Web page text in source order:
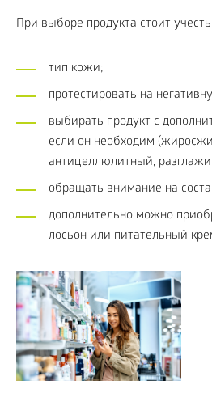
При выборе продукта стоит
тип кожи;
протестировать на
выбирать продукт с
если он необходим
антицеллюлитный,
обращать внимание на
дополнительно можно
лосьон или питательный